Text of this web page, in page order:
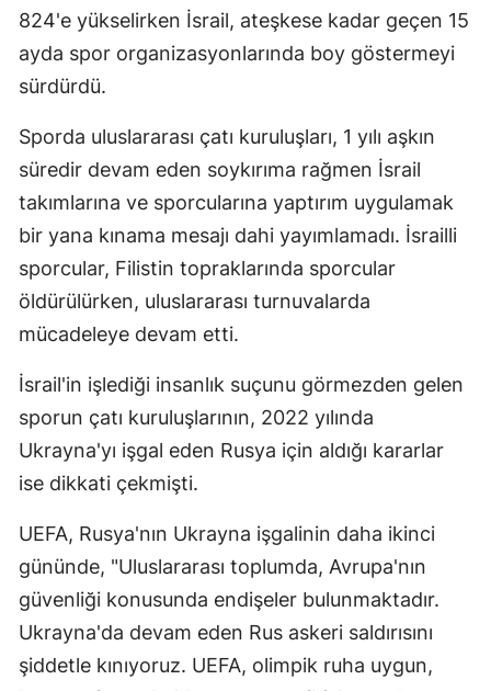
824'e yükselirken İsrail, ateşkese kadar geçen 15
ayda spor organizasyonlarında boy göstermeyi
sürdürdü.
Sporda uluslararası çatı kuruluşları, 1 yılı aşkın
süredir devam eden soykırıma rağmen İsrail
takımlarına ve sporcularına yaptırım uygulamak
bir yana kınama mesajı dahi yayımlamadı. İsrailli
sporcular, Filistin topraklarında sporcular
öldürülürken, uluslararası turnuvalarda
mücadeleye devam etti.
İsrail'in işlediği insanlık suçunu görmezden gelen
sporun çatı kuruluşlarının, 2022 yılında
Ukrayna'yı işgal eden Rusya için aldığı kararlar
ise dikkati çekmişti.
UEFA, Rusya'nın Ukrayna işgalinin daha ikinci
gününde, "Uluslararası toplumda, Avrupa'nın
güvenliği konusunda endişeler bulunmaktadır.
Ukrayna'da devam eden Rus askeri saldırısını
şiddetle kınıyoruz. UEFA, olimpik ruha uygun,